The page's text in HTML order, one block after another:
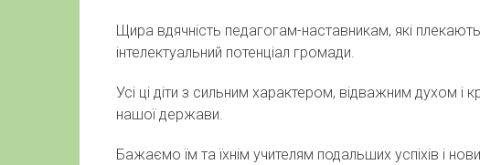
Щира вдячність педагогам-наставникам, які
інтелектуальний потенціал громади.
Усі ці діти з сильним характером, відважним духом
нашої держави.
Бажаємо їм та їхнім учителям подальших успіхів і